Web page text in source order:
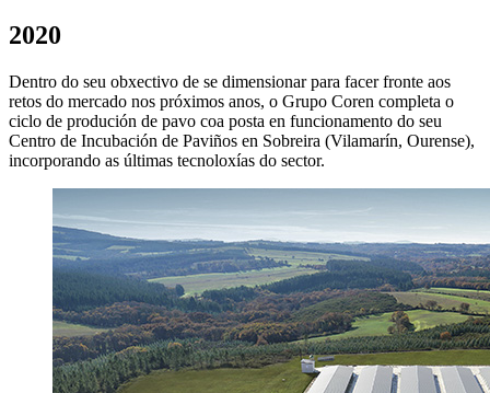
2020
Dentro do seu obxectivo de se dimensionar para facer fronte aos
retos do mercado nos próximos anos, o Grupo Coren completa o
ciclo de produción de pavo coa posta en funcionamento do seu
Centro de Incubación de Paviños en Sobreira (Vilamarín, Ourense),
incorporando as últimas tecnoloxías do sector.